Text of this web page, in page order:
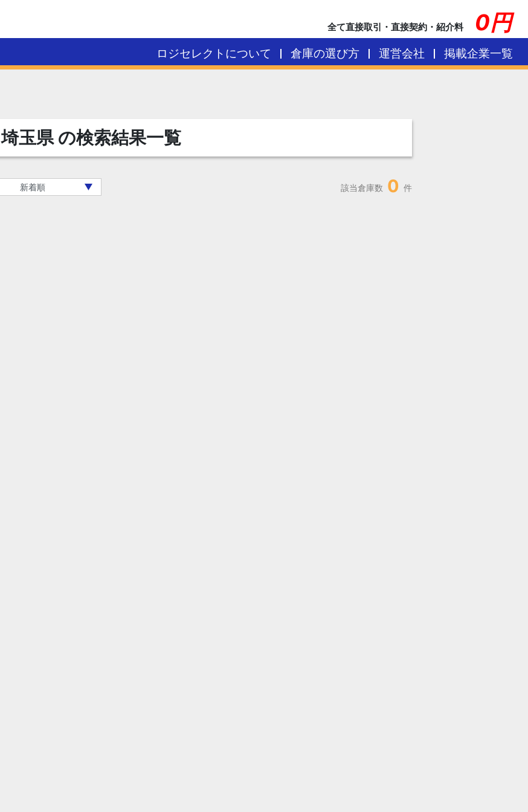
全て直接取引・直接契約・紹介料 0円
ロジセレクトについて 倉庫の選び方 運営会社 掲載企業一覧
埼玉県 の検索結果一覧
該当倉庫数 0 件